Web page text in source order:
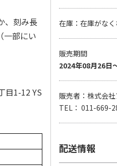
、刻み長
一部にい
1-12 YS
在庫：在庫がな
販売期間
2024年08月26日
販売者：株式会
TEL： 011-669-
配送情報